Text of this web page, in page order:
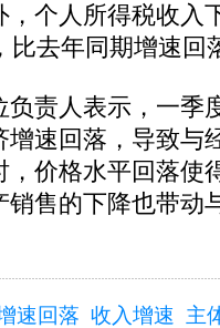
人所得税收入
比去年同期增速回
人表示，一季
增速回落，导致与
，价格水平回落使
销售的下降也带动
速回落 收入增速 主